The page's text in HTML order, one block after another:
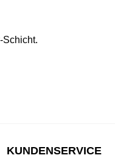
Schicht.
KUNDENSERVICE